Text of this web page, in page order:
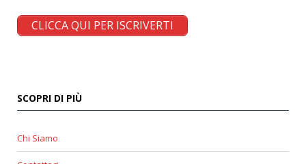
CLICCA QUI PER ISCRIVERTI
SCOPRI DI PIÙ
Chi Siamo